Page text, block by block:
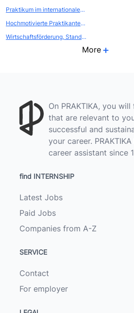
Praktikum im internationalen EVENTBEREICH (Atout France, die franz&ouml;sische Zentrale f&uuml;r Tourismus, Abteilung FRANCE CONVENTION BUREAU
Hochmotivierte Praktikanten als WEBSCOUTS gesucht
Wirtschaftsförderung, Standort- und Citymarketing
More
On PRAKTIKA, you
that are relevant to
successful and
your career.
career assistant since
find INTERNSHIP
Latest Jobs
Paid Jobs
Companies from A-Z
SERVICE
Contact
For employer